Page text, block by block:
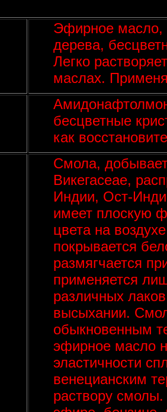
Эфирное масло,
дерева,
Легко
маслах.
бесцветные
как
Смола,
Викегасеае,
Индии, Ост-
имеет плоскую
цвета на
покрывается
размягчается
применяется
различных
высыхании.
обыкновенным
эфирное масло
эластичности
венецианским
раствору